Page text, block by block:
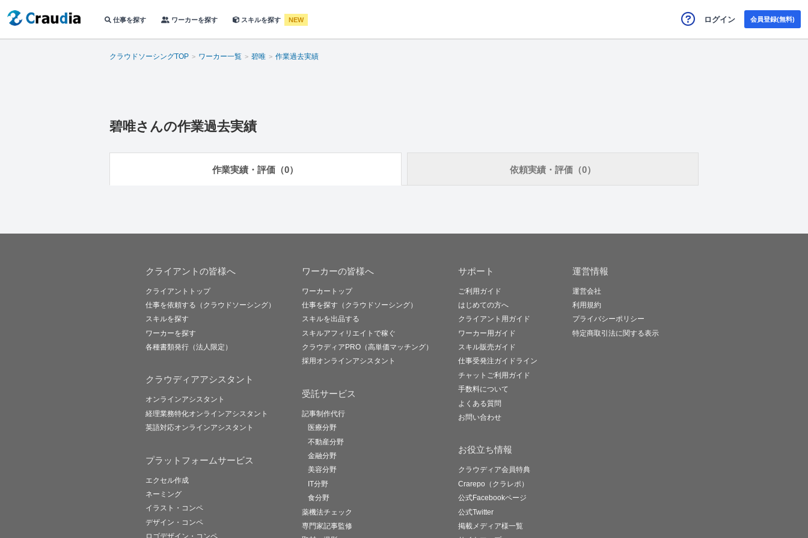
仕事を探す ワーカーを探す スキルを探す NEW ログイン 会員登録(無料)
クラウドソーシングTOP ワーカー一覧 碧唯 作業過去実績
碧唯さんの作業過去実績
作業実績・評価（0） 依頼実績・評価（0）
クライアントの皆様へ
クライアントトップ
仕事を依頼する（クラウドソーシング）
スキルを探す
ワーカーを探す
各種書類発行（法人限定）
クラウディアアシスタント
オンラインアシスタント
経理業務特化オンラインアシスタント
英語対応オンラインアシスタント
プラットフォームサービス
エクセル作成
ネーミング
イラスト・コンペ
デザイン・コンペ
ロゴデザイン・コンペ
ワーカーの皆様へ
ワーカートップ
仕事を探す（クラウドソーシング）
スキルを出品する
スキルアフィリエイトで稼ぐ
クラウディアPRO（高単価マッチング）
採用オンラインアシスタント
受託サービス
記事制作代行
医療分野
不動産分野
金融分野
美容分野
IT分野
食分野
薬機法チェック
専門家記事監修
サポート
ご利用ガイド
はじめての方へ
クライアント用ガイド
ワーカー用ガイド
スキル販売ガイド
仕事受発注ガイドライン
チャットご利用ガイド
手数料について
よくある質問
お問い合わせ
お役立ち情報
クラウディア会員特典
Crarepo（クラレポ）
公式Facebookページ
公式Twitter
掲載メディア様一覧
運営情報
運営会社
利用規約
プライバシーポリシー
特定商取引法に関する表示